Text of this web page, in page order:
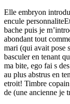
Elle embryon
encule
bache puis je
abondant tout
mari (qui avait pose
basculer en tenant
ma bite, ego fai s
au plus abstrus en
etroit! Timbre
de (une ancienne je